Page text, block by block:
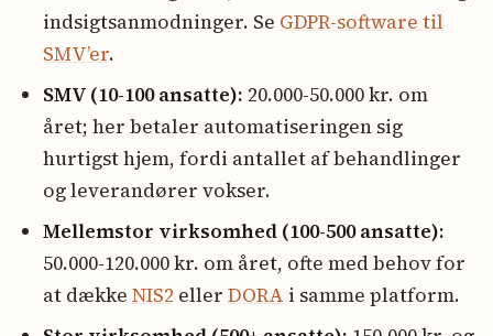
indsigtsanmodninger. Se GDPR-software til
SMV’er.
SMV (10-100 ansatte): 20.000-50.000 kr. om
året; her betaler automatiseringen sig
hurtigst hjem, fordi antallet af behandlinger
og leverandører vokser.
Mellemstor virksomhed (100-500 ansatte):
50.000-120.000 kr. om året, ofte med behov for
at dække NIS2 eller DORA i samme platform.